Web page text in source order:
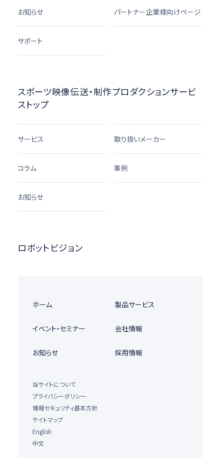
お知らせ パートナー企業様向けページ
サポート
スポーツ映像伝送・制作プロダクションサービ
ストップ
サービス 取り扱いメーカー
コラム 事例
お知らせ
ロボットビジョン
ホーム 製品サービス
イベント・セミナー 会社情報
お知らせ 採用情報
当サイトについて
プライバシーポリシー
情報セキュリティ基本方針
サイトマップ
English
中文